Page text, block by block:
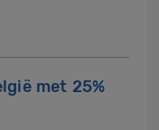
met 25%